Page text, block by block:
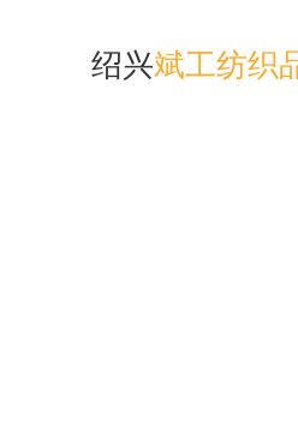
绍兴斌工纺织